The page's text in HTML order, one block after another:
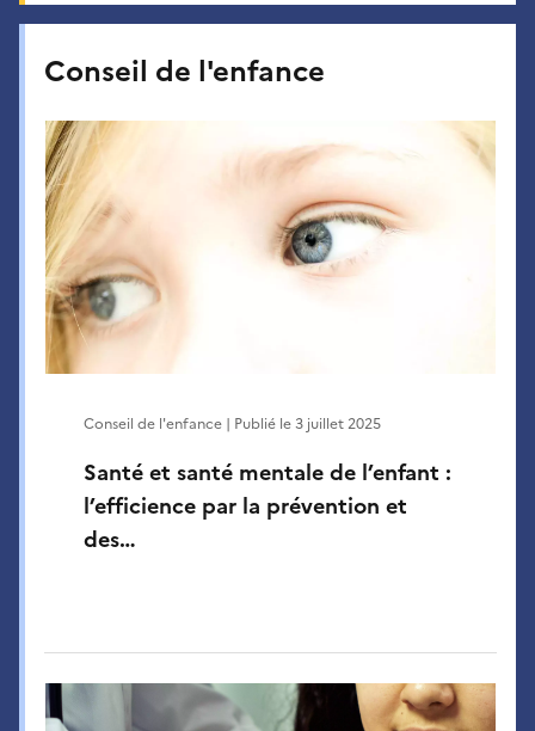
Conseil de l'enfance
Santé et santé mentale de l’enfant :
l’efficience par la prévention et
des…
Conseil de l'enfance | Publié le3 juillet 2025